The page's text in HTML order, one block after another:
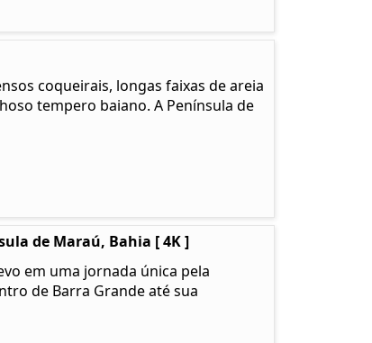
coqueirais, longas faixas de areia
tempero baiano. A Península de
de Maraú, Bahia [ 4K ]
em uma jornada única pela
de Barra Grande até sua